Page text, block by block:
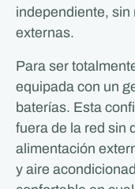
independiente,
externas.
Para ser
equipada con un
baterías. Esta
fuera de la red sin
alimentación
y aire